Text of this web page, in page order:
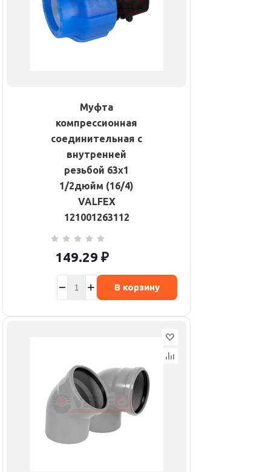
Муфта
компрессионная
соединительная с
внутренней
резьбой 63х1
1/2дюйм (16/4)
VALFEX
121001263112
149.29 ₽
В корзину